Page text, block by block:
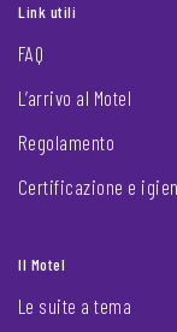
Link utili
FAQ
L’arrivo al Motel
Regolamento
Certificazione e
Il Motel
Le suite a tema